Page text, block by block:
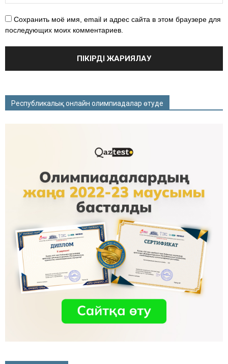
Сохранить моё имя, email и адрес сайта в этом браузере для
последующих моих комментариев.
Республикалық онлайн олимпиадалар өтуде